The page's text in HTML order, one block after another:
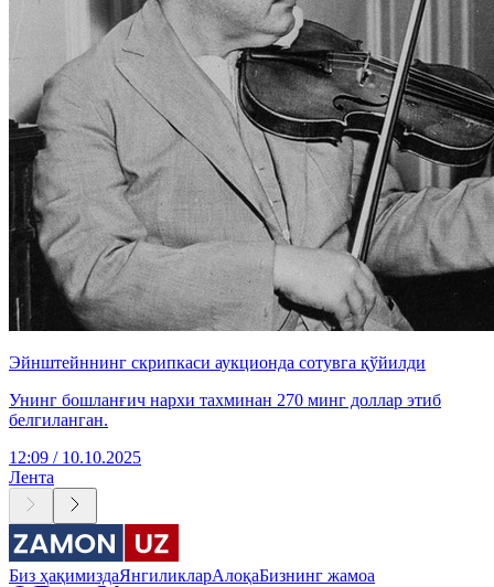
Эйнштейннинг скрипкаси аукционда сотувга қўйилди
Унинг бошланғич нархи тахминан 270 минг доллар этиб
белгиланган.
12:09 / 10.10.2025
Лента
Биз ҳақимиздаЯнгиликларАлоқаБизнинг жамоа